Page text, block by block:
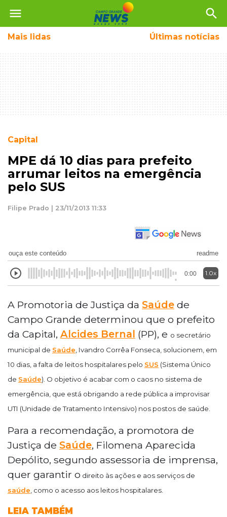
menu search
Mais lidas Últimas notícias
Capital
MPE dá 10 dias para prefeito
arrumar leitos na emergência
pelo SUS
Filipe Prado | 23/11/2013 11:33
ouça este conteúdo readme
0:00 1.0x
A Promotoria de Justiça da Saúde de
Campo Grande determinou que o prefeito
da Capital, Alcides Bernal (PP), e o secretário
municipal de Saúde , Ivandro Corrêa Fonseca, solucionem, em
10 dias, a falta de leitos hospitalares pelo SUS (Sistema Único
de Saúde). O objetivo é acabar com o caos no sistema de
emergência, que está obrigando a rede pública a improvisar
UTI (Unidade de Tratamento Intensivo) nos postos de saúde.
Para a recomendação, a promotora de
Justiça de Saúde, Filomena Aparecida
Depólito, segundo assessoria de imprensa,
quer garantir o direito às ações e aos serviços de
saúde , como o acesso aos leitos hospitalares.
LEIA TAMBÉM